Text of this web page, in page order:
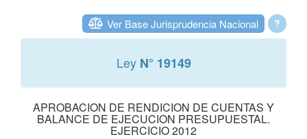
?
Ver Base Jurisprudencia Nacional
Ley N° 19149
APROBACION DE RENDICION DE CUENTAS Y
BALANCE DE EJECUCION PRESUPUESTAL.
EJERCICIO 2012